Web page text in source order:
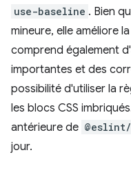
use-baseline . Bien
mineure, elle améliore
comprend également
importantes et des
possibilité d'utiliser la
les blocs CSS
antérieure de
jour.